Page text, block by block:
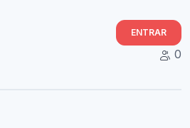
ENTRAR
0